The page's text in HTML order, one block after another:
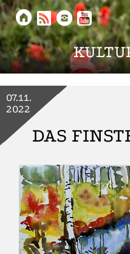
   
DAS
07.11.
2022